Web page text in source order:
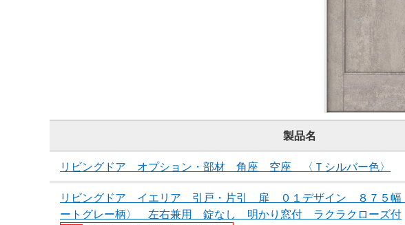
製品名
リビングドア オプション・部材 角座 空座 〈Ｔシルバー色〉
リビングドア イエリア 引戸・片引 扉 ０１デザイン ８７５
ートグレー柄〉 左右兼用 錠なし 明かり窓付 ラクラクローズ付